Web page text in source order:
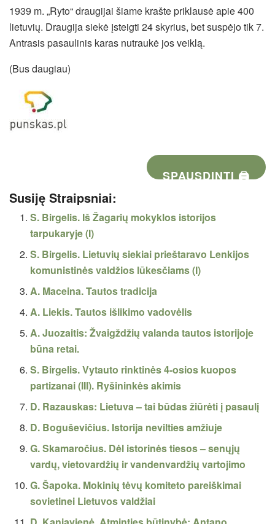
1939 m. „Ryto“ draugijai šiame krašte priklausė apie 400
lietuvių. Draugija siekė įsteigti 24 skyrius, bet suspėjo tik 7.
Antrasis pasaulinis karas nutraukė jos veiklą.
(Bus daugiau)
SPAUSDINTI 🖨
Susiję Straipsniai:
S. Birgelis. Iš Žagarių mokyklos istorijos
tarpukaryje (I)
S. Birgelis. Lietuvių siekiai prieštaravo Lenkijos
komunistinės valdžios lūkesčiams (I)
A. Maceina. Tautos tradicija
A. Liekis. Tautos išlikimo vadovėlis
A. Juozaitis: Žvaigždžių valanda tautos istorijoje
būna retai.
S. Birgelis. Vytauto rinktinės 4-osios kuopos
partizanai (III). Ryšininkės akimis
D. Razauskas: Lietuva – tai būdas žiūrėti į pasaulį
D. Boguševičius. Istorija nevilties amžiuje
G. Skamaročius. Dėl istorinės tiesos – senųjų
vardų, vietovardžių ir vandenvardžių vartojimo
G. Šapoka. Mokinių tėvų komiteto pareiškimai
sovietinei Lietuvos valdžiai